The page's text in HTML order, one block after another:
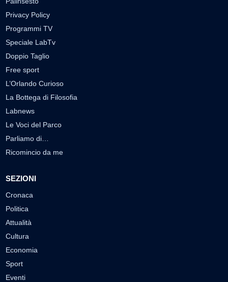
Privacy Policy
Programmi TV
Speciale LabTv
Doppio Taglio
Free sport
L’Orlando Curioso
La Bottega di Filosofia
Labnews
Le Voci del Parco
Parliamo di…
Ricomincio da me
SEZIONI
Cronaca
Politica
Attualità
Cultura
Economia
Sport
Eventi